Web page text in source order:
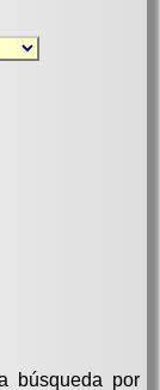
búsqueda por